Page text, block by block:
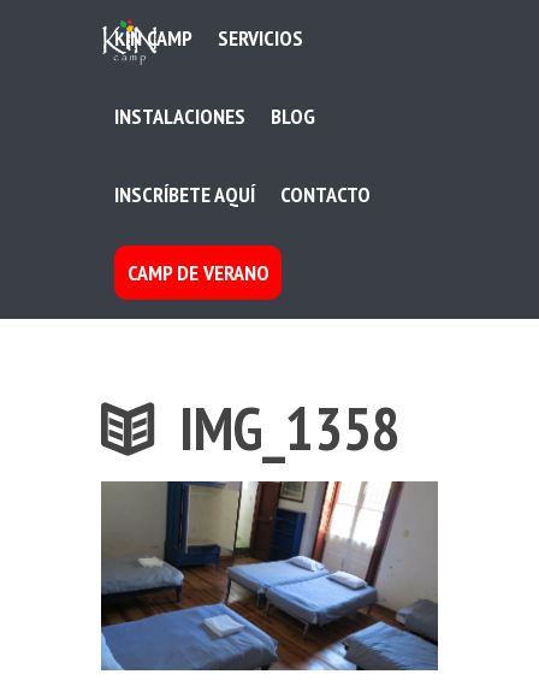
KIN CAMP SERVICIOS
INSTALACIONES BLOG
INSCRÍBETE AQUÍ CONTACTO
CAMP DE VERANO
IMG_1358